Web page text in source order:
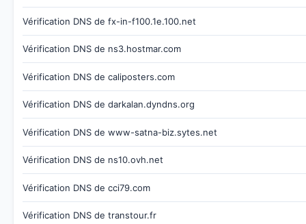
Vérification DNS de fx-in-f100.1e.100.net
Vérification DNS de ns3.hostmar.com
Vérification DNS de caliposters.com
Vérification DNS de darkalan.dyndns.org
Vérification DNS de www-satna-biz.sytes.net
Vérification DNS de ns10.ovh.net
Vérification DNS de cci79.com
Vérification DNS de transtour.fr